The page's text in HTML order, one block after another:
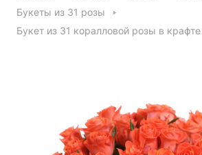
Букеты из 31 розы
Букет из 31 коралловой розы в крафте